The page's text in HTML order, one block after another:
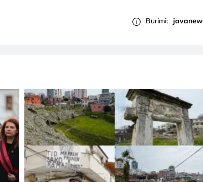
Burimi: